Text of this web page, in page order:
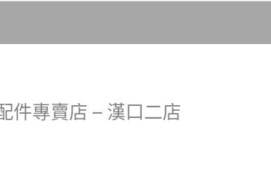
件專賣店 – 漢口二店